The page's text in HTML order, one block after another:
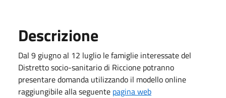
Descrizione
Dal 9 giugno al 12 luglio le famiglie interessate del
Distretto socio-sanitario di Riccione potranno
presentare domanda utilizzando il modello online
raggiungibile alla seguente pagina web